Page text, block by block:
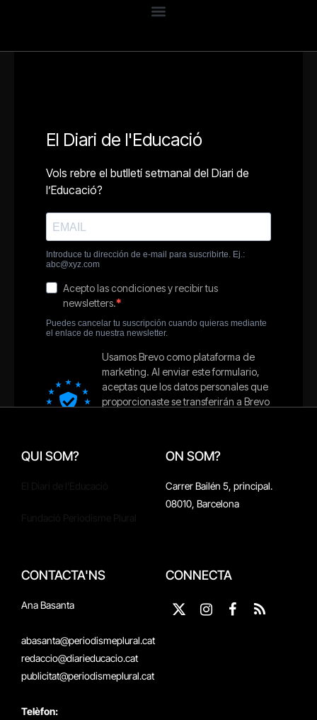
QUI SOM? ON SOM?
Carrer Bailén 5, principal.
08010, Barcelona
CONTACTA'NS
Ana Basanta
abasanta@periodismeplural.cat
redaccio@diarieducacio.cat
publicitat@periodismeplural.cat
Telèfon:
CONNECTA
X
InstagramFacebook
RSS